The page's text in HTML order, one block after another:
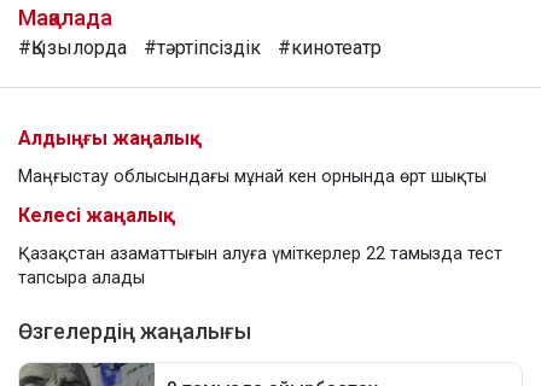
Мақалада
#Қызылорда #тәртіпсіздік #кинотеатр
Алдыңғы жаңалық
Маңғыстау облысындағы мұнай кен орнында өрт шықты
Келесі жаңалық
Қазақстан азаматтығын алуға үміткерлер 22 тамызда тест
тапсыра алады